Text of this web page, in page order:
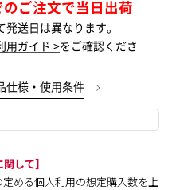
ご注文で当日出荷
送日は異なります。
用ガイド >をご確認くださ
仕様・使用条件
して】
める個人利用の想定購入数を上